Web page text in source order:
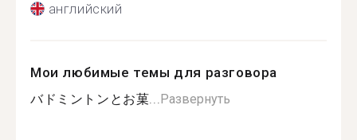
английский
Мои любимые темы для разговора
バドミントンとお菓... Развернуть